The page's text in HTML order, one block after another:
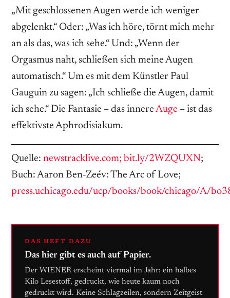
„Mit geschlossenen Augen werde ich weniger
abgelenkt.“ Oder: „Was ich höre, törnt mich mehr
an als das, was ich sehe.“ Und: „Wenn der
Orgasmus naht, schließen sich meine Augen
automatisch.“ Um es mit dem Künstler Paul
Gauguin zu sagen: „Ich schließe die Augen, damit
ich sehe.“ Die Fantasie – das innere Auge – ist das
effektivste Aphrodisiakum.
Quelle: newstracklive.com; bit.ly/2WZQUXN;
Buch: Aaron Ben-Zeév: The Arc of Love;
press.uchicago.edu/ucp/books/book/chicago/A/
DAS HEFT DAZU
Das hier gibt es auch auf Papier.
Der WIENER erscheint viermal im Jahr: ein halbes
Kilo Lesestoff, gedruckt, wie heute kaum noch
gedruckt wird. Keine Schlagzeilen, sondern Zeitgeist